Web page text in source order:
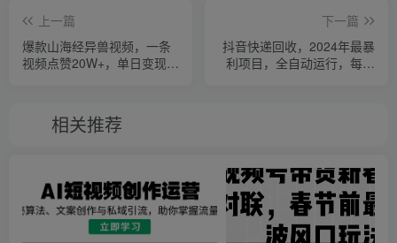
上一篇
爆款山海经异兽视频，一条
视频点赞20W+，单日变现
下一篇
抖音快递回收，2024年最暴
利项目，全自动运行，每天
相关推荐